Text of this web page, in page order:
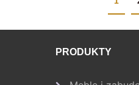
PRODUKTY